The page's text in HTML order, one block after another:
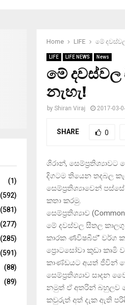
Home LIFE මේ
LIFE LIFE NEWS News
මේ
නැහැ!
by Shiran Viraj 2017-03-
SHARE 0
ශිරාන්,
දිගටම තියෙන තදබල
සෙම්ප්‍රතිශ්‍යාවෙන්
කතා කරමු.
සෙම්ප්‍රතිශ්‍යාව
මේ දවස්වල සීතල
කාරක ර්‍ණවිෂබීජ”
ප්‍රොටසෝවා කුඩා කෘමි
කාණ්ඩයට අයත් ජීවින්
සෙම්ප්‍රතිශ්‍යාව සාදන
නමුත් ඒ අතරින් බහුලව
කවුරුත් අත් දැක ඇති
(1)
(592)
(581)
(277)
(285)
(591)
(88)
(89)